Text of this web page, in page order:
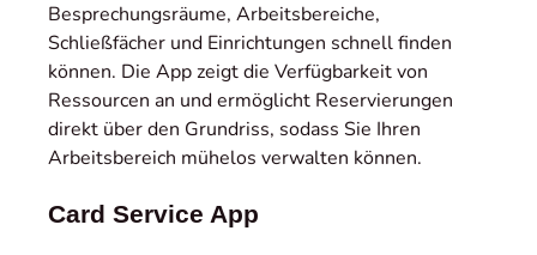
Besprechungsräume, Arbeitsbereiche,
Schließfächer und Einrichtungen schnell finden
können. Die App zeigt die Verfügbarkeit von
Ressourcen an und ermöglicht Reservierungen
direkt über den Grundriss, sodass Sie Ihren
Arbeitsbereich mühelos verwalten können.
Card Service App